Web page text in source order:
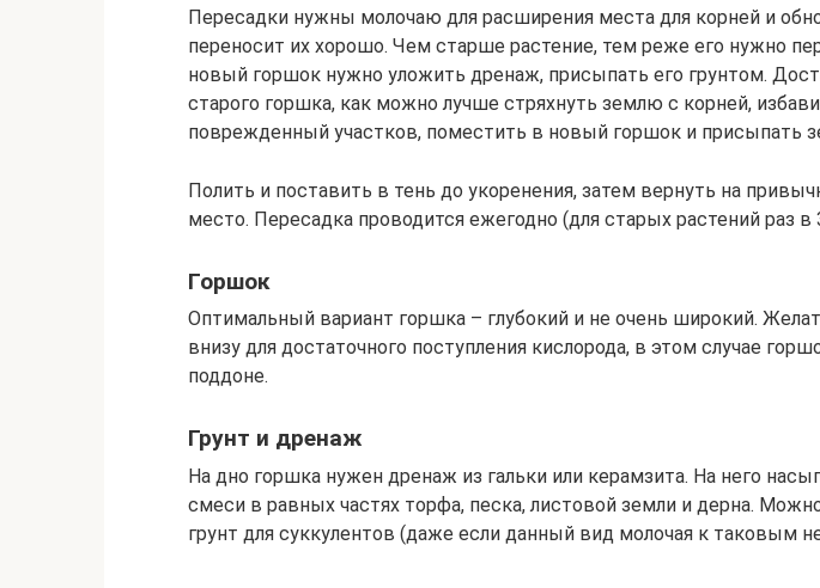
Пересадки нужны молочаю для расширения места для корней и
переносит их хорошо. Чем старше растение, тем реже его нужно
новый горшок нужно уложить дренаж, присыпать его грунтом.
старого горшка, как можно лучше стряхнуть землю с корней,
поврежденный участков, поместить в новый горшок и присыпать
Полить и поставить в тень до укоренения, затем вернуть на
место. Пересадка проводится ежегодно (для старых растений раз в
Горшок
Оптимальный вариант горшка – глубокий и не очень широкий.
внизу для достаточного поступления кислорода, в этом случае
поддоне.
Грунт и дренаж
На дно горшка нужен дренаж из гальки или керамзита. На него
смеси в равных частях торфа, песка, листовой земли и дерна.
грунт для суккулентов (даже если данный вид молочая к таковым